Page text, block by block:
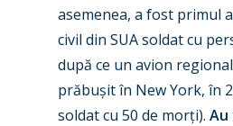
asemenea, a fost primul
civil din SUA soldat cu
după ce un avion
prăbușit în New York, în
soldat cu 50 de morți).